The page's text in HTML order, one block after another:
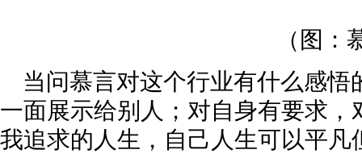
（图：
当问慕言对这个行业有什么感
一面展示给别人；对自身有要求
我追求的人生，自己人生可以平